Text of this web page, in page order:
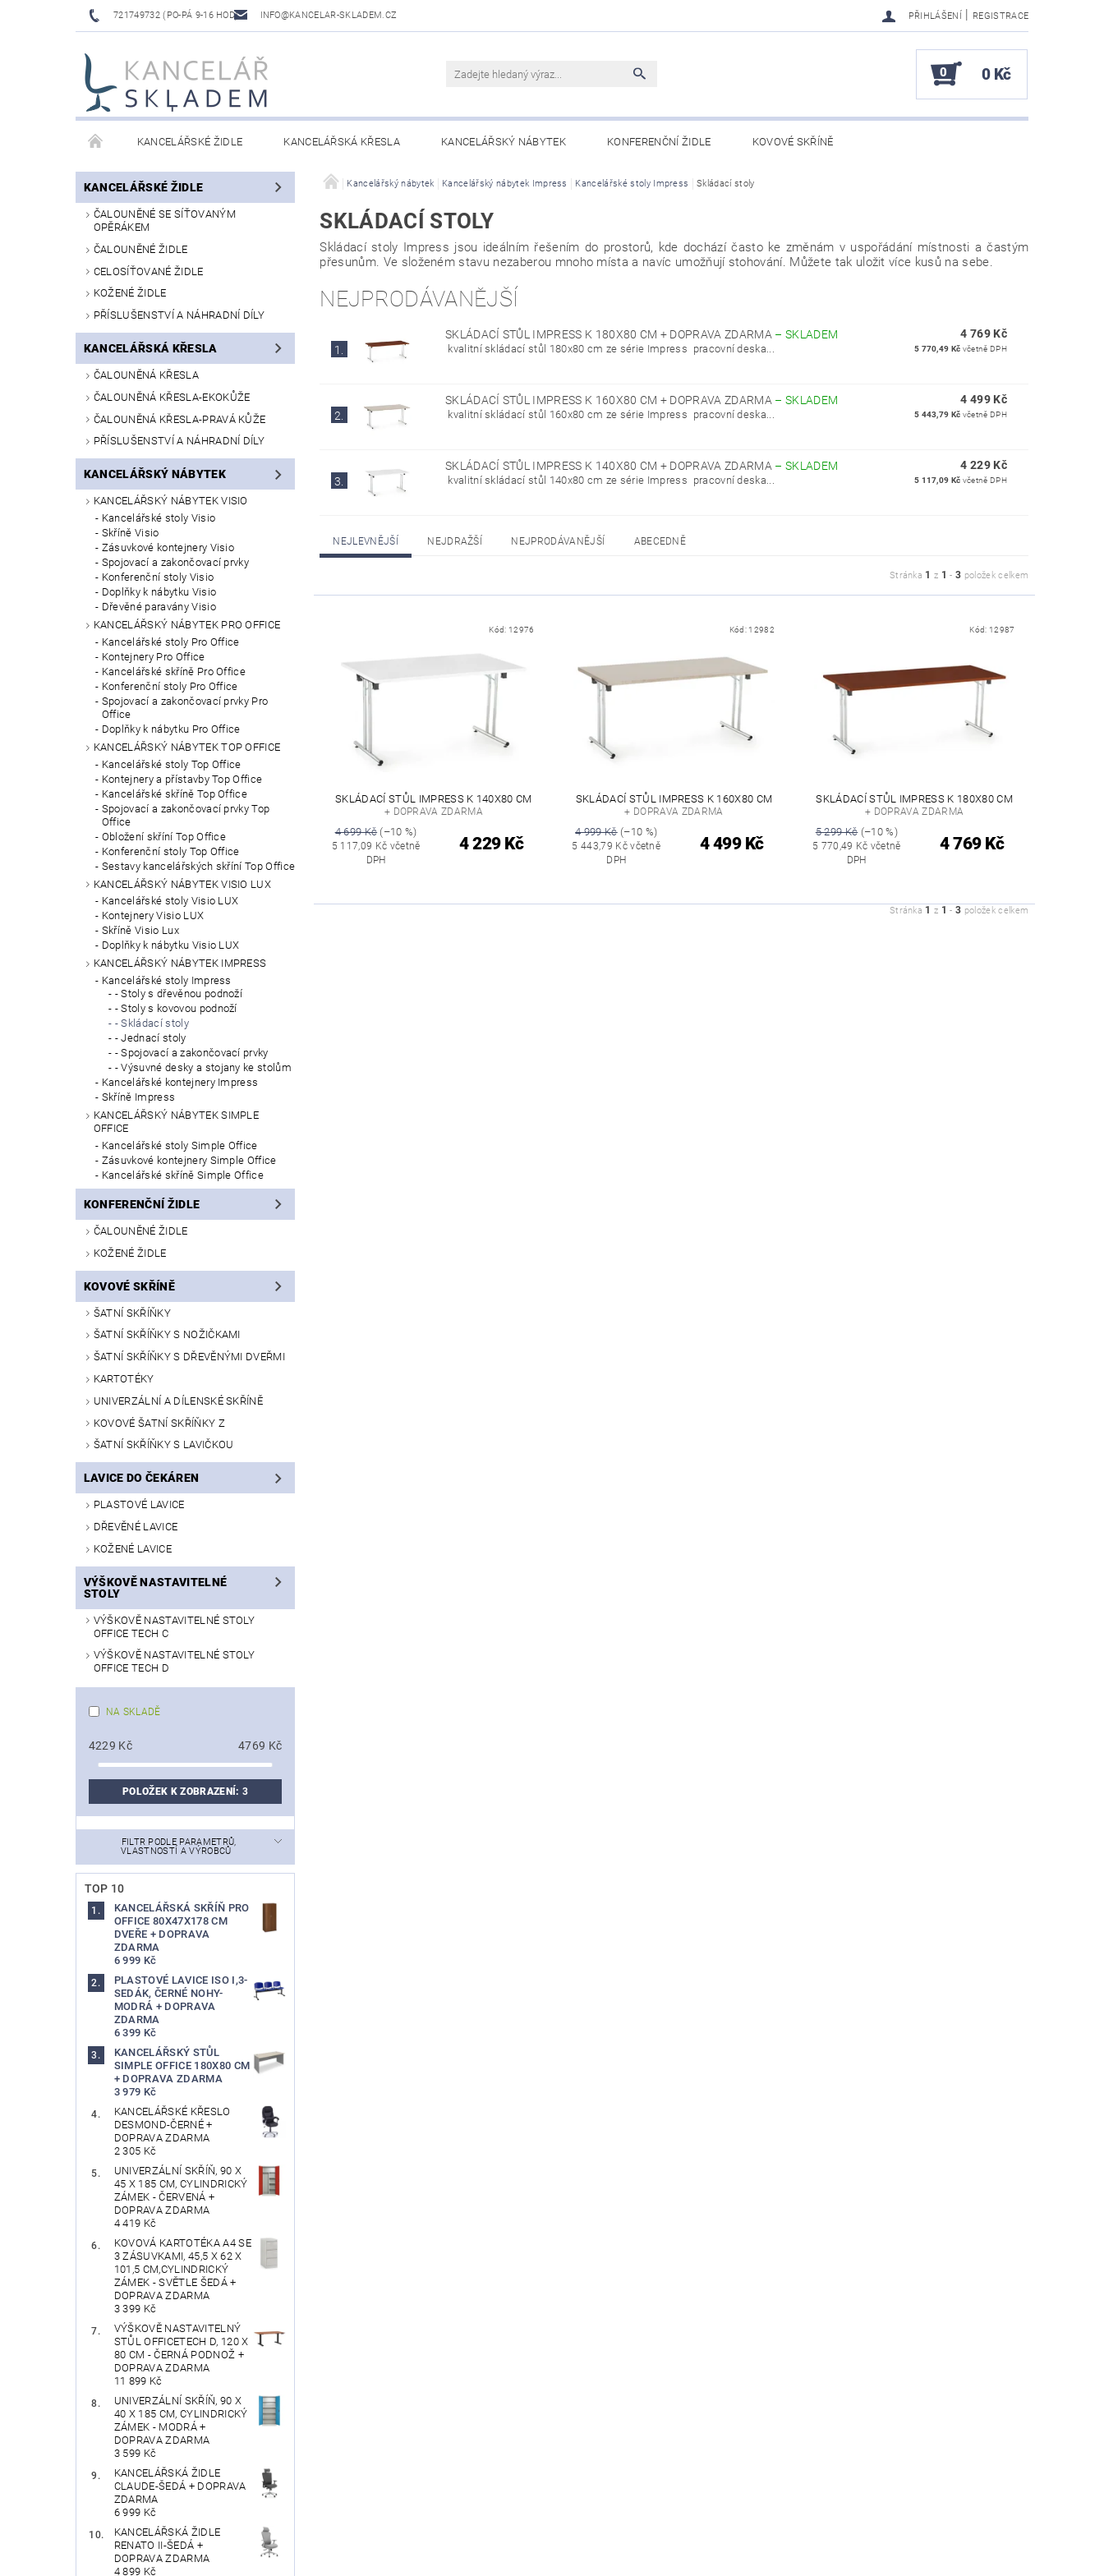
721749732 (PO-PÁ 9-16 HOD) INFO@KANCELAR-SKLADEM.CZ PŘIHLÁŠENÍ | REGISTRACE
0 0 Kč
KANCELÁŘSKÉ ŽIDLE KANCELÁŘSKÁ KŘESLA KANCELÁŘSKÝ NÁBYTEK KONFERENČNÍ ŽIDLE KOVOVÉ SKŘÍNĚ
LAVICE DO ČEKÁREN VÝŠKOVĚ NASTAVITELNÉ STOLY OBCHODNÍ PODMÍNKY KONTAKTY
KANCELÁŘSKÉ ŽIDLE
ČALOUNĚNÉ SE SÍŤOVANÝM
OPĚRÁKEM
ČALOUNĚNÉ ŽIDLE
CELOSÍŤOVANÉ ŽIDLE
KOŽENÉ ŽIDLE
PŘÍSLUŠENSTVÍ A NÁHRADNÍ DÍLY
KANCELÁŘSKÁ KŘESLA
ČALOUNĚNÁ KŘESLA
ČALOUNĚNÁ KŘESLA-EKOKŮŽE
ČALOUNĚNÁ KŘESLA-PRAVÁ KŮŽE
PŘÍSLUŠENSTVÍ A NÁHRADNÍ DÍLY
KANCELÁŘSKÝ NÁBYTEK
KANCELÁŘSKÝ NÁBYTEK VISIO
Kancelářské stoly Visio
Skříně Visio
Zásuvkové kontejnery Visio
Spojovací a zakončovací prvky
Konferenční stoly Visio
Doplňky k nábytku Visio
Dřevěné paravány Visio
KANCELÁŘSKÝ NÁBYTEK PRO OFFICE
Kancelářské stoly Pro Office
Kontejnery Pro Office
Kancelářské skříně Pro Office
Konferenční stoly Pro Office
Spojovací a zakončovací prvky Pro
Office
Doplňky k nábytku Pro Office
KANCELÁŘSKÝ NÁBYTEK TOP OFFICE
Kancelářské stoly Top Office
Kontejnery a přístavby Top Office
Kancelářské skříně Top Office
Spojovací a zakončovací prvky Top
Office
Obložení skříní Top Office
Konferenční stoly Top Office
Sestavy kancelářských skříní Top Office
KANCELÁŘSKÝ NÁBYTEK VISIO LUX
Kancelářské stoly Visio LUX
Kontejnery Visio LUX
Skříně Visio Lux
Doplňky k nábytku Visio LUX
KANCELÁŘSKÝ NÁBYTEK IMPRESS
Kancelářské stoly Impress
- Stoly s dřevěnou podnoží
- Stoly s kovovou podnoží
- Skládací stoly
- Jednací stoly
- Spojovací a zakončovací prvky
- Výsuvné desky a stojany ke stolům
Kancelářské kontejnery Impress
Skříně Impress
KANCELÁŘSKÝ NÁBYTEK SIMPLE
OFFICE
Kancelářské stoly Simple Office
Zásuvkové kontejnery Simple Office
Kancelářské skříně Simple Office
KONFERENČNÍ ŽIDLE
ČALOUNĚNÉ ŽIDLE
KOŽENÉ ŽIDLE
KOVOVÉ SKŘÍNĚ
ŠATNÍ SKŘÍŇKY
ŠATNÍ SKŘÍŇKY S NOŽIČKAMI
ŠATNÍ SKŘÍŇKY S DŘEVĚNÝMI DVEŘMI
KARTOTÉKY
UNIVERZÁLNÍ A DÍLENSKÉ SKŘÍNĚ
KOVOVÉ ŠATNÍ SKŘÍŇKY Z
ŠATNÍ SKŘÍŇKY S LAVIČKOU
LAVICE DO ČEKÁREN
PLASTOVÉ LAVICE
DŘEVĚNÉ LAVICE
KOŽENÉ LAVICE
VÝŠKOVĚ NASTAVITELNÉ
STOLY
VÝŠKOVĚ NASTAVITELNÉ STOLY
OFFICE TECH C
VÝŠKOVĚ NASTAVITELNÉ STOLY
OFFICE TECH D
NA SKLADĚ
4229 Kč 4769 Kč
POLOŽEK K ZOBRAZENÍ: 3
FILTR PODLE PARAMETRŮ,
VLASTNOSTÍ A VÝROBCŮ
TOP 10
KANCELÁŘSKÁ SKŘÍŇ PRO
OFFICE 80X47X178 CM
DVEŘE + DOPRAVA
ZDARMA
6 999 Kč
PLASTOVÉ LAVICE ISO I,3-
SEDÁK, ČERNÉ NOHY-
MODRÁ + DOPRAVA
ZDARMA
6 399 Kč
KANCELÁŘSKÝ STŮL
SIMPLE OFFICE 180X80 CM
+ DOPRAVA ZDARMA
3 979 Kč
KANCELÁŘSKÉ KŘESLO
DESMOND-ČERNÉ +
DOPRAVA ZDARMA
2 305 Kč
UNIVERZÁLNÍ SKŘÍŇ, 90 X
45 X 185 CM, CYLINDRICKÝ
ZÁMEK - ČERVENÁ +
DOPRAVA ZDARMA
4 419 Kč
KOVOVÁ KARTOTÉKA A4 SE
3 ZÁSUVKAMI, 45,5 X 62 X
101,5 CM,CYLINDRICKÝ
ZÁMEK - SVĚTLE ŠEDÁ +
DOPRAVA ZDARMA
3 399 Kč
VÝŠKOVĚ NASTAVITELNÝ
STŮL OFFICETECH D, 120 X
80 CM - ČERNÁ PODNOŽ +
DOPRAVA ZDARMA
11 899 Kč
UNIVERZÁLNÍ SKŘÍŇ, 90 X
40 X 185 CM, CYLINDRICKÝ
ZÁMEK - MODRÁ +
DOPRAVA ZDARMA
3 599 Kč
KANCELÁŘSKÁ ŽIDLE
CLAUDE-ŠEDÁ + DOPRAVA
ZDARMA
6 999 Kč
KANCELÁŘSKÁ ŽIDLE
RENATO II-ŠEDÁ +
DOPRAVA ZDARMA
4 899 Kč
Kancelářský nábytek Kancelářský nábytek Impress Kancelářské stoly Impress Skládací stoly
SKLÁDACÍ STOLY
Skládací stoly Impress jsou ideálním řešením do prostorů, kde dochází často ke změnám v uspořádání místnosti a častým
přesunům. Ve složeném stavu nezaberou mnoho místa a navíc umožňují stohování. Můžete tak uložit více kusů na sebe.
NEJPRODÁVANĚJŠÍ
1.
SKLÁDACÍ STŮL IMPRESS K 180X80 CM + DOPRAVA ZDARMA – SKLADEM
kvalitní skládací stůl 180x80 cm ze série Impress pracovní deska...
4 769 Kč
5 770,49 Kč včetně DPH
2.
SKLÁDACÍ STŮL IMPRESS K 160X80 CM + DOPRAVA ZDARMA – SKLADEM
kvalitní skládací stůl 160x80 cm ze série Impress pracovní deska...
4 499 Kč
5 443,79 Kč včetně DPH
3.
SKLÁDACÍ STŮL IMPRESS K 140X80 CM + DOPRAVA ZDARMA – SKLADEM
kvalitní skládací stůl 140x80 cm ze série Impress pracovní deska...
4 229 Kč
5 117,09 Kč včetně DPH
NEJLEVNĚJŠÍ NEJDRAŽŠÍ NEJPRODÁVANĚJŠÍ ABECEDNĚ
Stránka 1 z 1 -3 položek celkem
Kód: 12976
SKLÁDACÍ STŮL IMPRESS K 140X80 CM
+ DOPRAVA ZDARMA
4 699 Kč(–10 %)
5 117,09 Kč včetně
DPH
4 229 Kč
Kód: 12982
SKLÁDACÍ STŮL IMPRESS K 160X80 CM
+ DOPRAVA ZDARMA
4 999 Kč(–10 %)
5 443,79 Kč včetně
DPH
4 499 Kč
Kód: 12987
SKLÁDACÍ STŮL IMPRESS K 180X80 CM
+ DOPRAVA ZDARMA
5 299 Kč(–10 %)
5 770,49 Kč včetně
DPH
4 769 Kč
Stránka 1 z 1 -3 položek celkem